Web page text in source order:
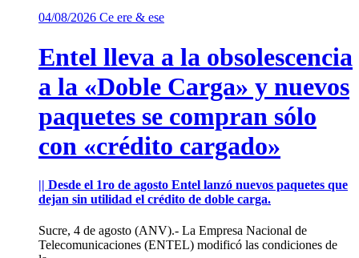
04/08/2026 Ce ere & ese
Entel lleva a la obsolescencia
a la «Doble Carga» y nuevos
paquetes se compran sólo
con «crédito cargado»
|| Desde el 1ro de agosto Entel lanzó nuevos paquetes que
dejan sin utilidad el crédito de doble carga.
Sucre, 4 de agosto (ANV).- La Empresa Nacional de
Telecomunicaciones (ENTEL) modificó las condiciones de